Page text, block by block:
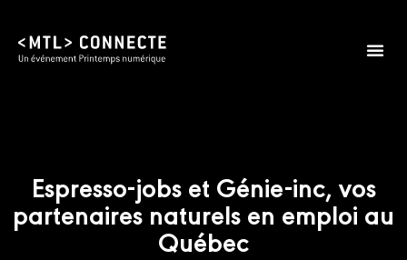
Espresso-jobs et Génie-inc, vos
partenaires naturels en emploi au
Québec